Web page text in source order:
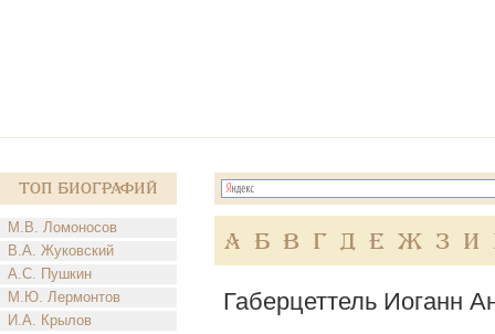
Топ Биографий
М.В. Ломоносов
В.А. Жуковский
А.С. Пушкин
М.Ю. Лермонтов
И.А. Крылов
А Б В Г Д Е Ж З И
Габерцеттель Иоганн